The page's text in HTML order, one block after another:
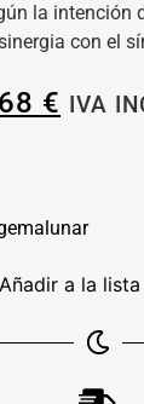
la intención
con el
€ IVA
Añadir a la